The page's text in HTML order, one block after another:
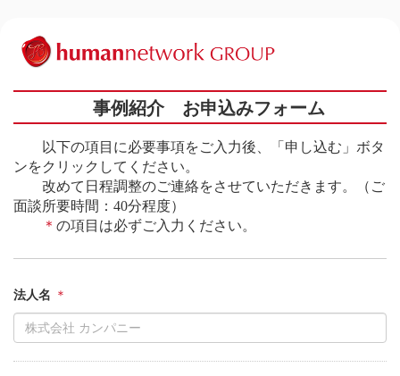
事例紹介 お申込みフォーム
以下の項目に必要事項をご入力後、「申し込む」ボタ
ンをクリックしてください。
改めて日程調整のご連絡をさせていただきます。（ご
面談所要時間：40分程度）
＊ の項目は必ずご入力ください。
法人名